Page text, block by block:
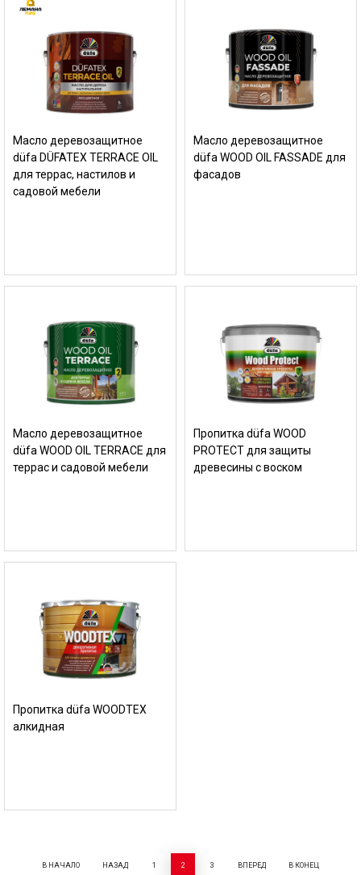
Масло деревозащитное
düfa DÜFATEX TERRACE OIL
для террас, настилов и
садовой мебели
Масло деревозащитное
düfa WOOD OIL FASSADE для
фасадов
Масло деревозащитное
düfa WOOD OIL TERRACE для
террас и садовой мебели
Пропитка düfa WOOD
PROTECT для защиты
древесины с воском
Пропитка düfa WOODTEX
алкидная
В НАЧАЛО НАЗАД 1 2 3 ВПЕРЕД В КОНЕЦ